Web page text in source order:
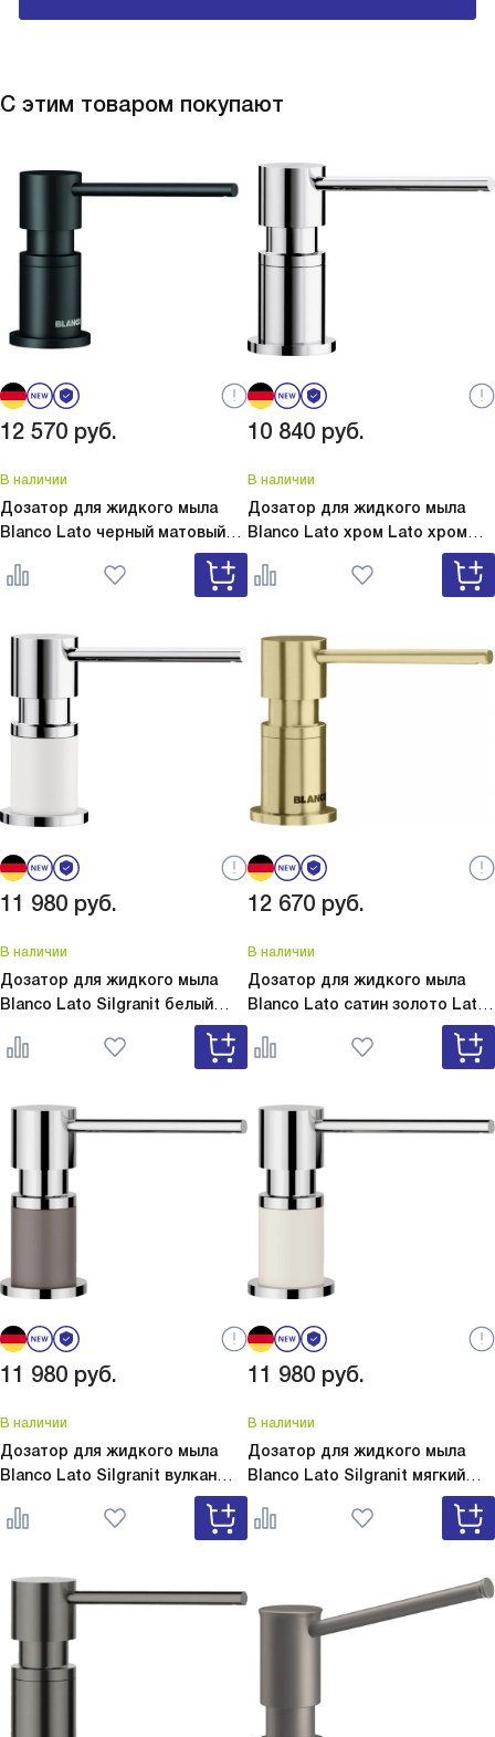
С этим товаром покупают
12 570 руб.
В наличии
Дозатор для жидкого мыла
Blanco Lato черный матовый
Lato черный матовый 525789
10 840 руб.
В наличии
Дозатор для жидкого мыла
Blanco Lato хром Lato хром
11 980 руб.
В наличии
Дозатор для жидкого мыла
Blanco Lato Silgranit белый
Lato Silgranit белый 525814
12 670 руб.
В наличии
Дозатор для жидкого мыла
Blanco Lato сатин золото Lato
11 980 руб.
В наличии
Дозатор для жидкого мыла
Blanco Lato Silgranit вулкан
Lato Silgranit вулкан
серый 526954
11 980 руб.
В наличии
Дозатор для жидкого мыла
Blanco Lato Silgranit мягкий
Lato Silgranit мягкий
белый 526955